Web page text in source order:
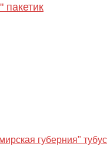
пакетик